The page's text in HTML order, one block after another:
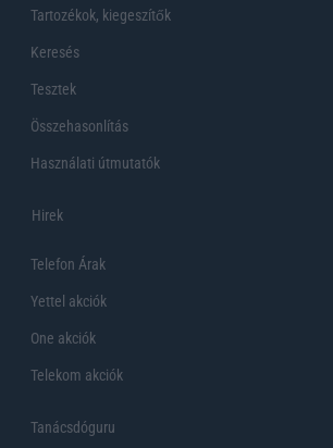
Tartozékok, kiegeszítők
Keresés
Tesztek
Összehasonlítás
Használati útmutatók
Hirek
Telefon Árak
Yettel akciók
One akciók
Telekom akciók
Tanácsdóguru